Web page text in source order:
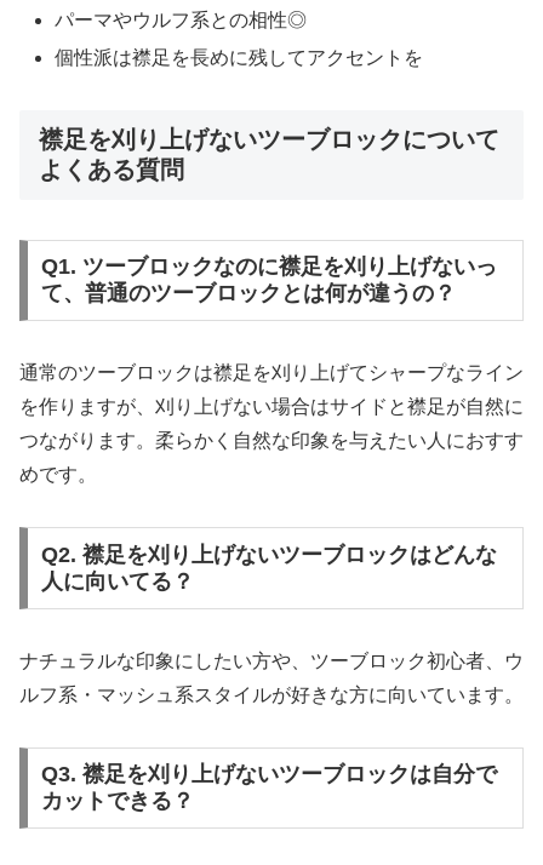
パーマやウルフ系との相性◎
個性派は襟足を長めに残してアクセントを
襟足を刈り上げないツーブロックについて
よくある質問
Q1. ツーブロックなのに襟足を刈り上げないっ
て、普通のツーブロックとは何が違うの？
通常のツーブロックは襟足を刈り上げてシャープなライン
を作りますが、刈り上げない場合はサイドと襟足が自然に
つながります。柔らかく自然な印象を与えたい人におすす
めです。
Q2. 襟足を刈り上げないツーブロックはどんな
人に向いてる？
ナチュラルな印象にしたい方や、ツーブロック初心者、ウ
ルフ系・マッシュ系スタイルが好きな方に向いています。
Q3. 襟足を刈り上げないツーブロックは自分で
カットできる？